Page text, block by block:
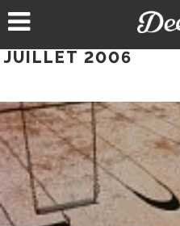
au
JUILLET 2006